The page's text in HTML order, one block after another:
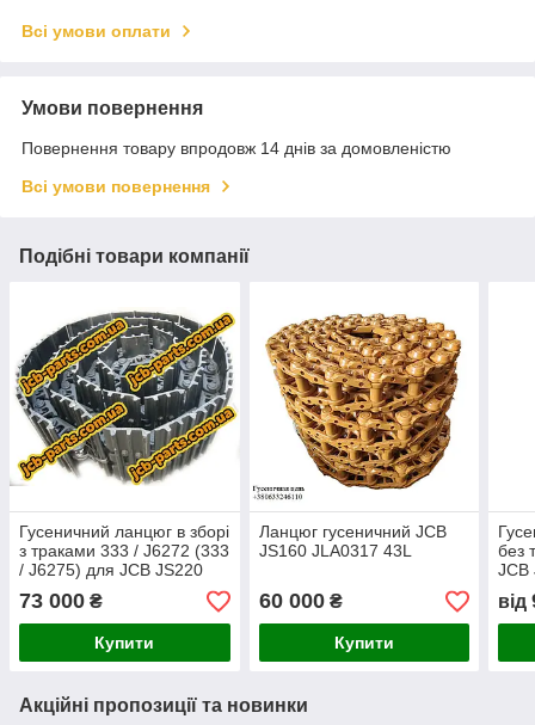
Всі умови оплати
Умови повернення
Повернення товару впродовж 14 днів за домовленістю
Всі умови повернення
Подібні товари компанії
Гусеничний ланцюг в зборі
з траками 333 / J6272 (333
/ J6275) для JCB JS220
(200, 210)
73 000 ₴
Купити
Ланцюг гусеничний JCB
JS160 JLA0317 43L
60 000₴
Купити
без
JCB
від
Акційні пропозиції та новинки